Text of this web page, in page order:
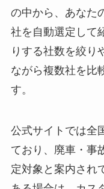
の中から、あなた
社を自動選定して
りする社数を絞り
ながら複数社を比
す。
公式サイトでは全
ており、廃車・事
定対象と案内され